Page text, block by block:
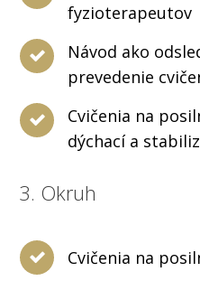
fyzioterapeutov
Návod ako
prevedenie
Cvičenia na
dýchací a
3. Okruh
Cvičenia na